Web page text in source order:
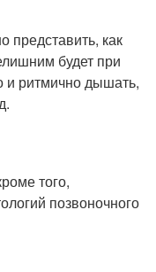
как
будет при
и ритмично дышать,
того,
позвоночного